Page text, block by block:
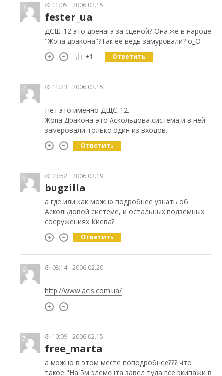
3 11:05 2006.02.15
fester_ua
ДСШ-12 это дренага за сценой? Она же в народе
"Жопа дракона"?Так её ведь замуровали? о_О
+1 Ответить
4 11:23 2006.02.15
Нет это именно ДЩС-12.
Жопа Дракона-это Аскольдова система,и в ней
замеровали только один из входов.
Ответить
5 23:52 2006.02.19
bugzilla
а где или как можно подробнее узнать об
Аскольдовой системе, и остальных подземных
сооружениях Киева?
Ответить
6 08:14 2006.02.20
http://www.acis.com.ua/
7 10:09 2006.02.15
free_marta
а можно в этом месте поподробнее??? что
такое "На 5м элемента завел туда все экипажи в